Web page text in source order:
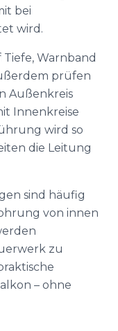
bei
wird.
Warnband
prüfen
Außenkreis
Innenkreise
wird so
die Leitung
sind häufig
von innen
zu
– ohne